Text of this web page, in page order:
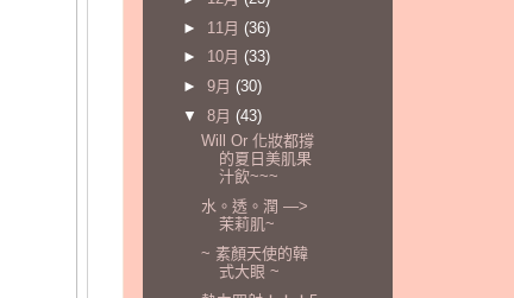
► 11月 (36)
► 10月 (33)
► 9月 (30)
▼ 8月 (43)
Will Or 化妝都撐
的夏日美肌果
汁飲~~~
水。透。潤 —>
茉莉肌~
~ 素顏天使的韓
式大眼 ~